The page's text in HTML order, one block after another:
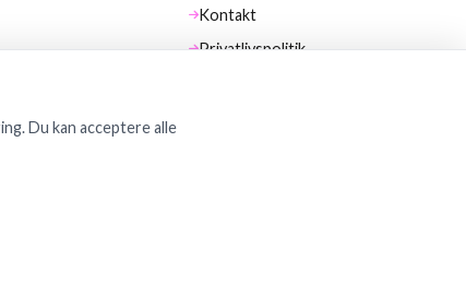
Kontakt
Privatlivspolitik
Du kan acceptere alle